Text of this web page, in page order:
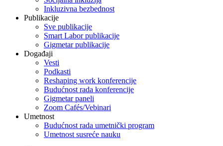
Inkluzivna bezbednost
Publikacije
Sve publikacije
Smart Labor publikacije
Gigmetar publikacije
Događaji
Vesti
Podkasti
Reshaping work konferencije
Budućnost rada konferencije
Gigmetar paneli
Zoom Cafés/Vebinari
Umetnost
Budućnost rada umetnički program
Umetnost susreće nauku